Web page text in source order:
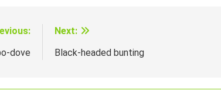
dove
Next:
Black-headed bunting